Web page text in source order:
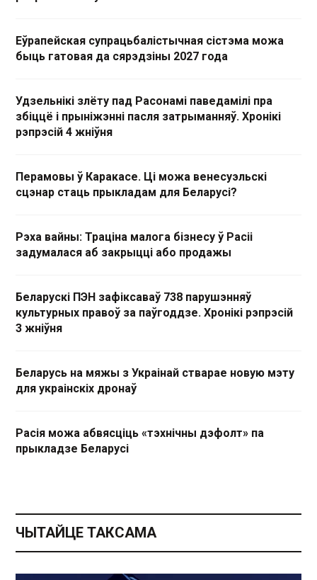
Еўрапейская супрацьбалістычная сістэма можа
быць гатовая да сярэдзіны 2027 года
Удзельнікі злёту пад Расонамі паведамілі пра
збіццё і прыніжэнні пасля затрыманняў. Хронікі
рэпрэсій 4 жніўня
Перамовы ў Каракасе. Ці можа венесуэльскі
сцэнар стаць прыкладам для Беларусі?
Рэха вайны: Траціна малога бізнесу ў Расіі
задумалася аб закрыцці або продажы
Беларускі ПЭН зафіксаваў 738 парушэнняў
культурных правоў за паўгоддзе. Хронікі рэпрэсій
3 жніўня
Беларусь на мяжы з Украінай стварае новую мэту
для украінскіх дронаў
Расія можа абвясціць «тэхнічны дэфолт» па
прыкладзе Беларусі
ЧЫТАЙЦЕ ТАКСАМА